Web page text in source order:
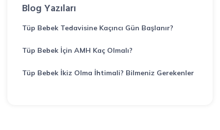
Blog Yazıları
Tüp Bebek Tedavisine Kaçıncı Gün Başlanır?
Tüp Bebek İçin AMH Kaç Olmalı?
Tüp Bebek İkiz Olma İhtimali? Bilmeniz Gerekenler